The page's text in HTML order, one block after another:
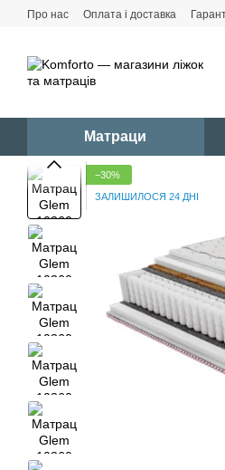
Перейти до основного контенту
Про нас Оплата і доставка
Матраци
−30%
ЗАЛИШИЛОСЯ 24 ДНІ